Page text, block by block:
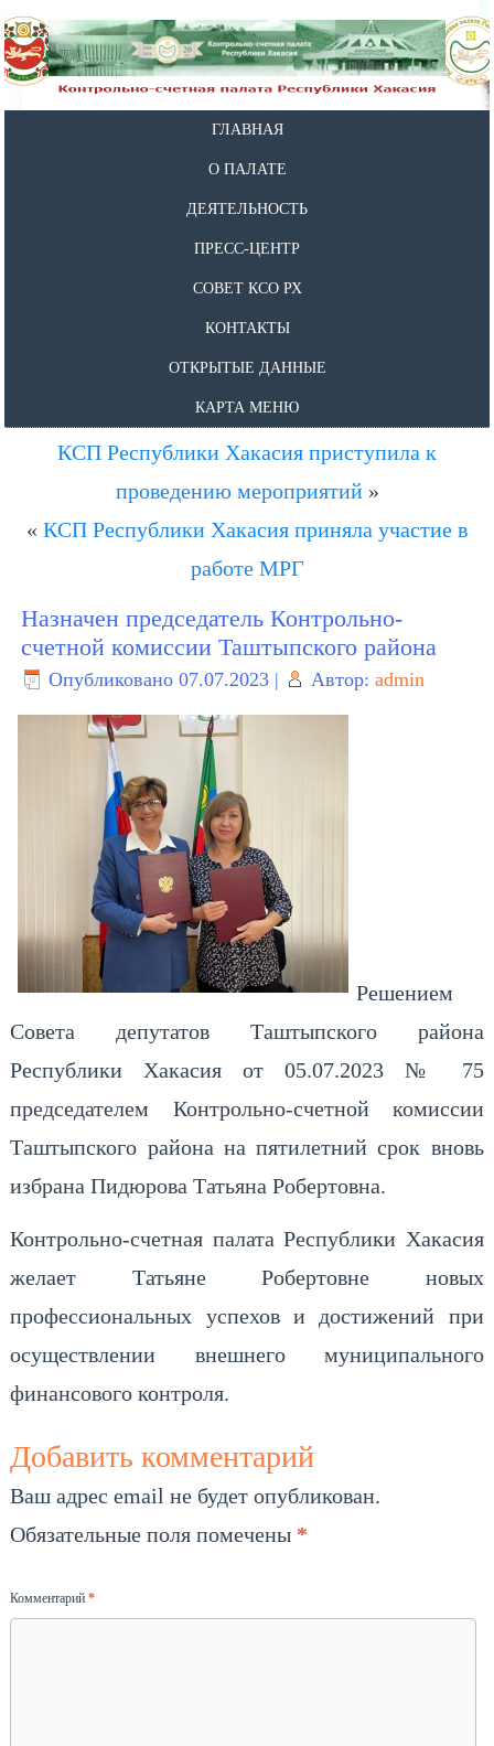
ГЛАВНАЯ
О ПАЛАТЕ
ДЕЯТЕЛЬНОСТЬ
ПРЕСС-ЦЕНТР
СОВЕТ КСО РХ
КОНТАКТЫ
ОТКРЫТЫЕ ДАННЫЕ
КАРТА МЕНЮ
КСП Республики Хакасия приступила к
проведению мероприятий»
« КСП Республики Хакасия приняла участие в
работе МРГ
Назначен председатель Контрольно-
счетной комиссии Таштыпского района
Опубликовано 07.07.2023 | Автор: admin
Решением
Совета депутатов Таштыпского района
Республики Хакасия от 05.07.2023 № 75
председателем Контрольно-счетной комиссии
Таштыпского района на пятилетний срок вновь
избрана Пидюрова Татьяна Робертовна.
Контрольно-счетная палата Республики Хакасия
желает Татьяне Робертовне новых
профессиональных успехов и достижений при
осуществлении внешнего муниципального
финансового контроля.
Добавить комментарий
Ваш адрес email не будет опубликован.
Обязательные поля помечены *
Комментарий*